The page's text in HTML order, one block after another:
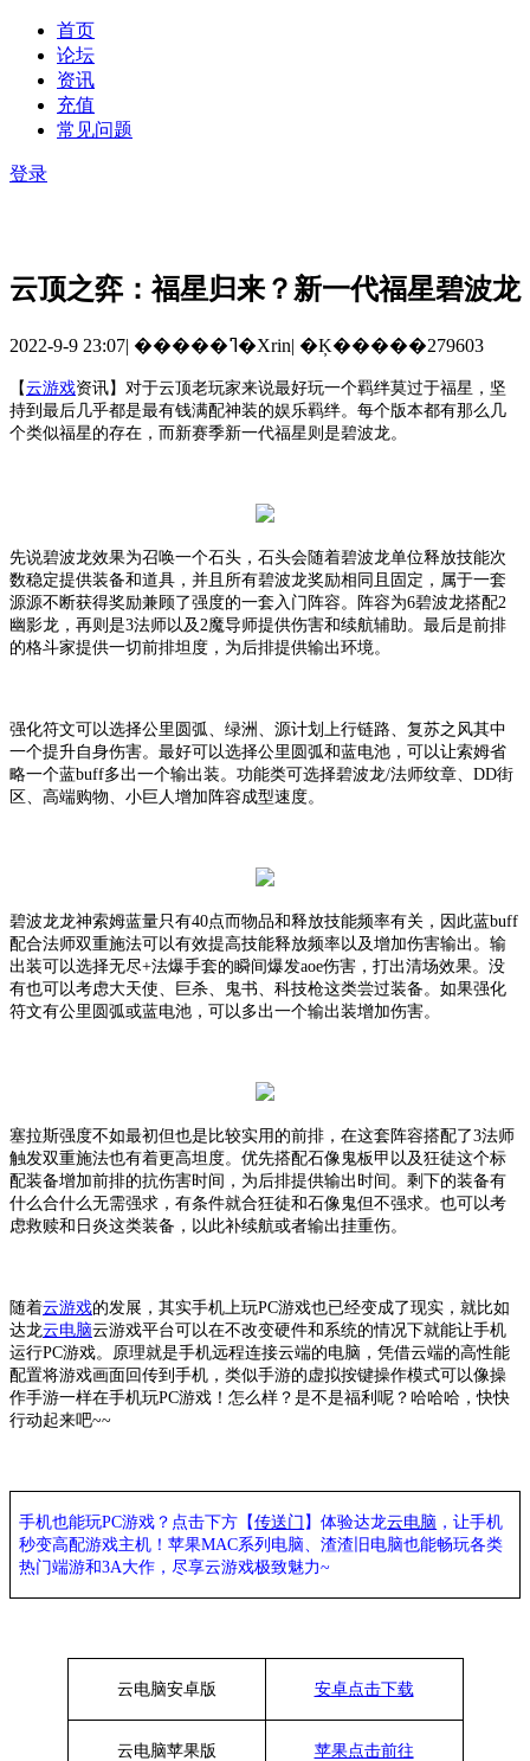
首页
论坛
资讯
充值
常见问题
登录
云顶之弈：福星归来？新一代福星碧波龙
2022-9-9 23:07| �����ߣ�Xrin| �Ķ�����279603
【云游戏资讯】 对于云顶老玩家来说最好玩一个羁绊莫过于福星，坚
持到最后几乎都是最有钱满配神装的娱乐羁绊。每个版本都有那么几
个类似福星的存在，而新赛季新一代福星则是碧波龙。
先说碧波龙效果为召唤一个石头，石头会随着碧波龙单位释放技能次
数稳定提供装备和道具，并且所有碧波龙奖励相同且固定，属于一套
源源不断获得奖励兼顾了强度的一套入门阵容。阵容为6碧波龙搭配2
幽影龙，再则是3法师以及2魔导师提供伤害和续航辅助。最后是前排
的格斗家提供一切前排坦度，为后排提供输出环境。
强化符文可以选择公里圆弧、绿洲、源计划上行链路、复苏之风其中
一个提升自身伤害。最好可以选择公里圆弧和蓝电池，可以让索姆省
略一个蓝buff多出一个输出装。功能类可选择碧波龙/法师纹章、DD街
区、高端购物、小巨人增加阵容成型速度。
碧波龙龙神索姆蓝量只有40点而物品和释放技能频率有关，因此蓝buff
配合法师双重施法可以有效提高技能释放频率以及增加伤害输出。输
出装可以选择无尽+法爆手套的瞬间爆发aoe伤害，打出清场效果。没
有也可以考虑大天使、巨杀、鬼书、科技枪这类尝过装备。如果强化
符文有公里圆弧或蓝电池，可以多出一个输出装增加伤害。
塞拉斯强度不如最初但也是比较实用的前排，在这套阵容搭配了3法师
触发双重施法也有着更高坦度。优先搭配石像鬼板甲以及狂徒这个标
配装备增加前排的抗伤害时间，为后排提供输出时间。剩下的装备有
什么合什么无需强求，有条件就合狂徒和石像鬼但不强求。也可以考
虑救赎和日炎这类装备，以此补续航或者输出挂重伤。
随着云游戏的发展，其实手机上玩PC游戏也已经变成了现实，就比如
达龙云电脑云游戏平台可以在不改变硬件和系统的情况下就能让手机
运行PC游戏。原理就是手机远程连接云端的电脑，凭借云端的高性能
配置将游戏画面回传到手机，类似手游的虚拟按键操作模式可以像操
作手游一样在手机玩PC游戏！怎么样？是不是福利呢？哈哈哈，快快
行动起来吧~~
手机也能玩PC游戏？点击下方【传送门 】体验达龙云电脑 ，让手机
秒变高配游戏主机 ！苹果MAC系列电脑、渣渣旧电脑也能畅玩各类
热门端游和3A大作， 尽享云游戏极致魅力~
云电脑安卓版 安卓点击下载
云电脑苹果版 苹果点击前往